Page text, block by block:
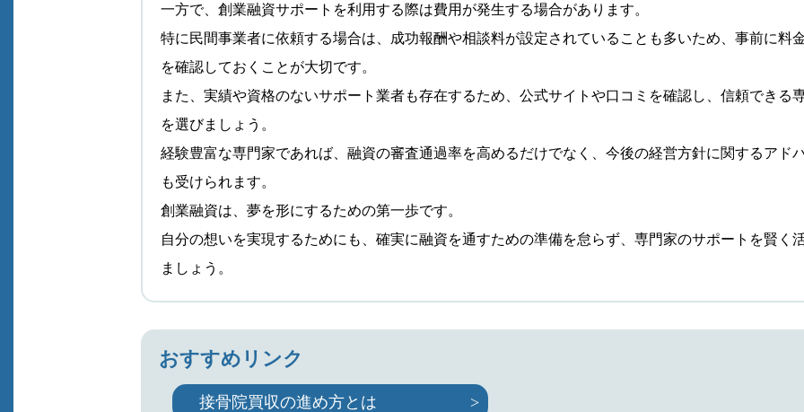
一方で、創業融資サポートを利用する際は費用が発生する場合があります。
特に民間事業者に依頼する場合は、成功報酬や相談料が設定されていることも多いため、事前に料
を確認しておくことが大切です。
また、実績や資格のないサポート業者も存在するため、公式サイトや口コミを確認し、信頼できる
を選びましょう。
経験豊富な専門家であれば、融資の審査通過率を高めるだけでなく、今後の経営方針に関するアド
も受けられます。
創業融資は、夢を形にするための第一歩です。
自分の想いを実現するためにも、確実に融資を通すための準備を怠らず、専門家のサポートを賢く
ましょう。
おすすめリンク
接骨院買収の進め方とは